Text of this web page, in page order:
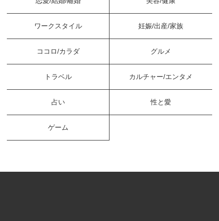
ワークスタイル 妊娠/出産/家族
ココロ/カラダ グルメ
トラベル カルチャー/エンタメ
占い 性と愛
ゲーム